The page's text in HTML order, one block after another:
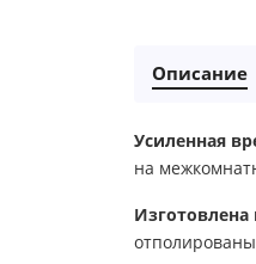
Описание
Усиленная
на